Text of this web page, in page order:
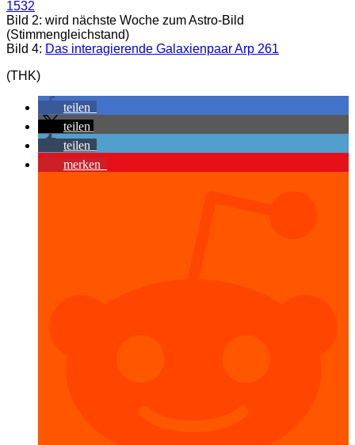
1532
Bild 2: wird nächste Woche zum Astro-Bild
(Stimmengleichstand)
Bild 4: Das interagierende Galaxienpaar Arp 261
(THK)
teilen
teilen
teilen
merken